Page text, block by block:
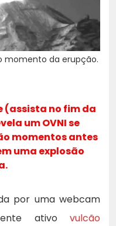
momento da erupção.
(assista no fim da
um OVNI se
momentos antes
uma explosão
por uma webcam
ativo vulcão